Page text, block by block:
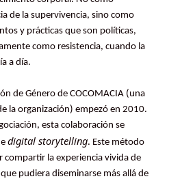
de la supervivencia, sino como
y prácticas que son políticas,
como resistencia, cuando la
a día.
de Género de COCOMACIA (una
la organización) empezó en 2010.
esta colaboración se
digital storytelling. Este método
la experiencia vivida de
pudiera diseminarse más allá de